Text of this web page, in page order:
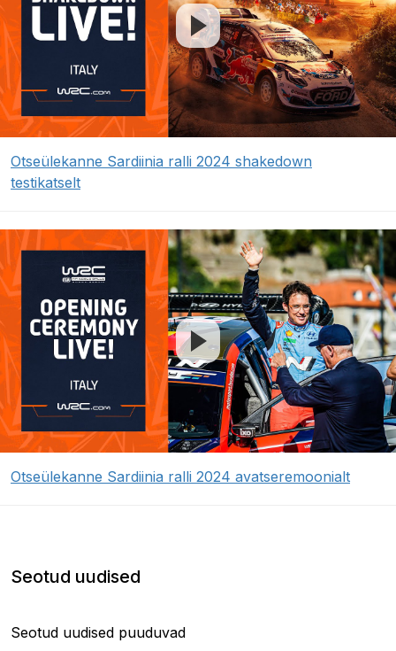
Otseülekanne Sardiinia ralli 2024 shakedown
testikatselt
Otseülekanne Sardiinia ralli 2024 avatseremoonialt
Seotud uudised
Seotud uudised puuduvad